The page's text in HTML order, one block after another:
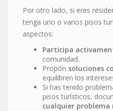
Por otro lado, si eres
tenga uno o varios pisos
aspectos:
Participa
comunidad.
Propón soluciones
equilibren los
Si has tenido
pisos turísticos,
cualquier problema